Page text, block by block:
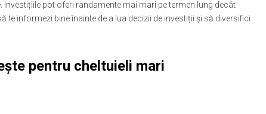
pot oferi randamente mai mari pe termen lung decât
informezi bine înainte de a lua decizii de investiții și să diversifici
pentru cheltuieli mari